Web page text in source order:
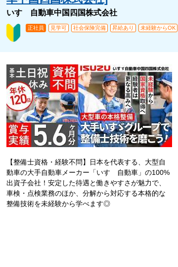
いすゞ自動車中国四国株式会社
正社員 見学可 社会保険完備 昇給あり 未経験からOK
【整備士資格・経験不問】日本を代表する、大型自
動車の大手自動車メーカー「いすゞ自動車」の100%
出資子会社！安定した待遇と働きやすさが魅力で、
車検・点検業務のほか、分解から対応する本格的な
整備技術を未経験から学べます◎